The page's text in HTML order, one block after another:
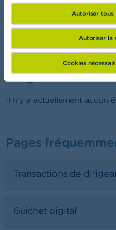
Autoriser tous
Autoriser la
Cookies
FSMA Academy
Vous voulez en savoir
Programme
Il n'y a actuellement aucun
Pages
Transactions de
Guichet digital